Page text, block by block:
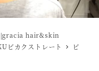
|gracia hair&skin
ビカクストレート
ピ